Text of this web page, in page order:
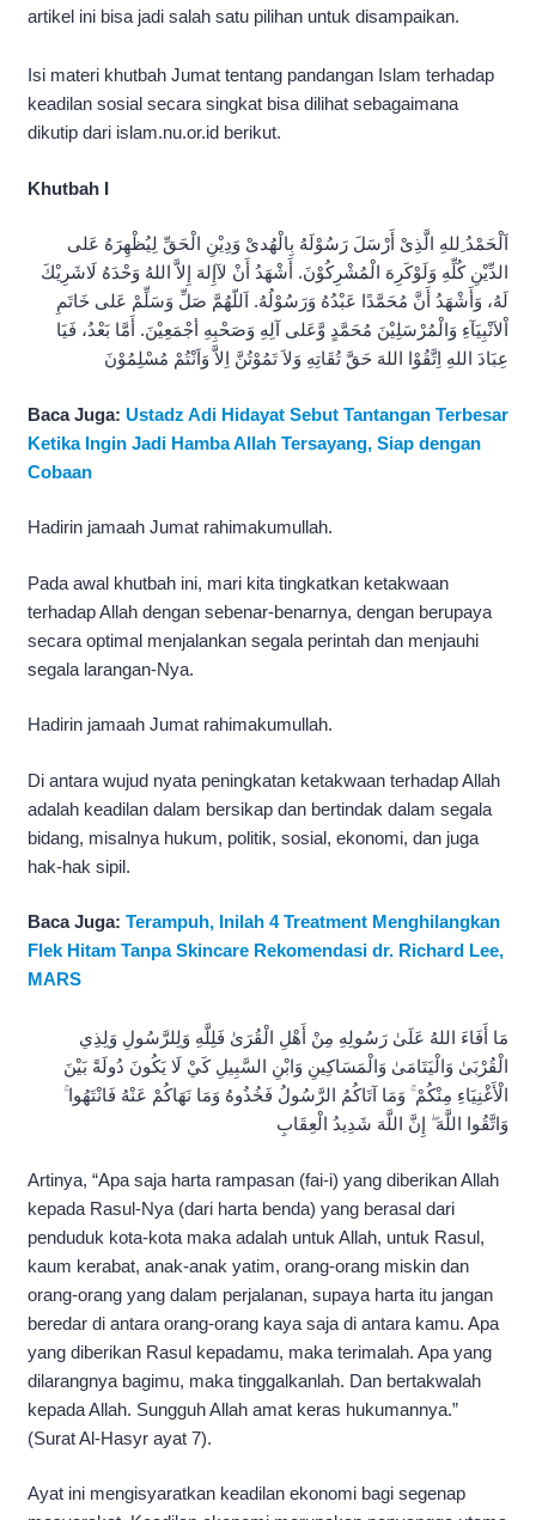
artikel ini bisa jadi salah satu pilihan untuk disampaikan.
Isi materi khutbah Jumat tentang pandangan Islam terhadap
keadilan sosial secara singkat bisa dilihat sebagaimana
dikutip dari islam.nu.or.id berikut.
Khutbah I
اَلْحَمْدُ ِللهِ الَّذِىْ أَرْسَلَ رَسُوْلَهُ بِالْهُدىْ وَدِيْنِ الْحَقِّ لِيُظْهِرَهُ عَلى
الدِّيْنِ كُلِّهِ وَلَوْكَرِهَ الْمُشْرِكُوْنَ. أَشْهَدُ أَنْ لآإِلهَ إِلاَّ اللهُ وَحْدَهُ لَاشَرِيْكَ
لَهُ، وَأَشْهَدُ أَنَّ مُحَمَّدًا عَبْدُهُ وَرَسُوْلُهُ. اَللّهُمَّ صَلِّ وَسَلِّمْ عَلى خَاتَمِ
اْلاَنْبِيَآءِ وَالْمُرْسَلِيْنَ مُحَمَّدٍ وَّعَلى آلِهِ وَصَحْبِهِ أجْمَعِيْنَ. أَمَّا بَعْدُ، فَيَا
عِبَادَ اللهِ اِتَّقُوْا اللهَ حَقَّ تُقَاتِهِ وَلاَ تَمُوْتُنَّ اِلاَّ وَاَنْتُمْ مُسْلِمُوْنَ
Baca Juga: Ustadz Adi Hidayat Sebut Tantangan Terbesar
Ketika Ingin Jadi Hamba Allah Tersayang, Siap dengan
Cobaan
Hadirin jamaah Jumat rahimakumullah.
Pada awal khutbah ini, mari kita tingkatkan ketakwaan
terhadap Allah dengan sebenar-benarnya, dengan berupaya
secara optimal menjalankan segala perintah dan menjauhi
segala larangan-Nya.
Hadirin jamaah Jumat rahimakumullah.
Di antara wujud nyata peningkatan ketakwaan terhadap Allah
adalah keadilan dalam bersikap dan bertindak dalam segala
bidang, misalnya hukum, politik, sosial, ekonomi, dan juga
hak-hak sipil.
Baca Juga: Terampuh, Inilah 4 Treatment Menghilangkan
Flek Hitam Tanpa Skincare Rekomendasi dr. Richard Lee,
MARS
مَا أَفَاءَ اللهُ عَلَىٰ رَسُولِهِ مِنْ أَهْلِ الْقُرَىٰ فَلِلَّهِ وَلِلرَّسُولِ وَلِذِي
الْقُرْبَىٰ وَالْيَتَامَىٰ وَالْمَسَاكِينِ وَابْنِ السَّبِيلِ كَيْ لَا يَكُونَ دُولَةً بَيْنَ
الْأَغْنِيَاءِ مِنْكُمْ ۚ وَمَا آتَاكُمُ الرَّسُولُ فَخُذُوهُ وَمَا نَهَاكُمْ عَنْهُ فَانْتَهُوا ۚ
وَاتَّقُوا اللَّهَ ۖ إِنَّ اللَّهَ شَدِيدُ الْعِقَابِ
Artinya, “Apa saja harta rampasan (fai-i) yang diberikan Allah
kepada Rasul-Nya (dari harta benda) yang berasal dari
penduduk kota-kota maka adalah untuk Allah, untuk Rasul,
kaum kerabat, anak-anak yatim, orang-orang miskin dan
orang-orang yang dalam perjalanan, supaya harta itu jangan
beredar di antara orang-orang kaya saja di antara kamu. Apa
yang diberikan Rasul kepadamu, maka terimalah. Apa yang
dilarangnya bagimu, maka tinggalkanlah. Dan bertakwalah
kepada Allah. Sungguh Allah amat keras hukumannya.”
(Surat Al-Hasyr ayat 7).
Ayat ini mengisyaratkan keadilan ekonomi bagi segenap